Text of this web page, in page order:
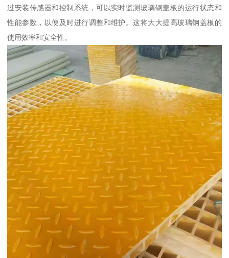
过安装传感器和控制系统，可以实时监测玻璃钢盖板的运行状态和
性能参数，以便及时进行调整和维护。这将大大提高玻璃钢盖板的
使用效率和安全性。